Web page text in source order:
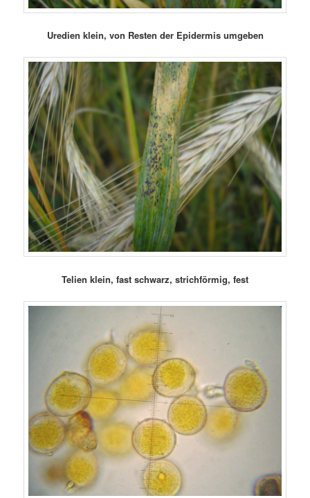
Uredien klein, von Resten der Epidermis umgeben
Telien klein, fast schwarz, strichförmig, fest